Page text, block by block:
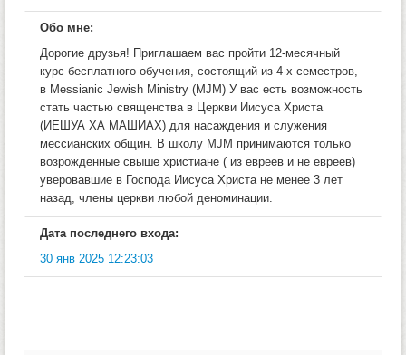
Обо мне:
Дорогие друзья! Приглашаем вас пройти 12-месячный
курс бесплатного обучения, состоящий из 4-х семестров,
в Messianic Jewish Ministry (MJM) У вас есть возможность
стать частью священства в Церкви Иисуса Христа
(ИЕШУА ХА МАШИАХ) для насаждения и служения
мессианских общин. В школу MJM принимаются только
возрожденные свыше христиане ( из евреев и не евреев)
уверовавшие в Господа Иисуса Христа не менее 3 лет
назад, члены церкви любой деноминации.
Дата последнего входа:
30 янв 2025 12:23:03